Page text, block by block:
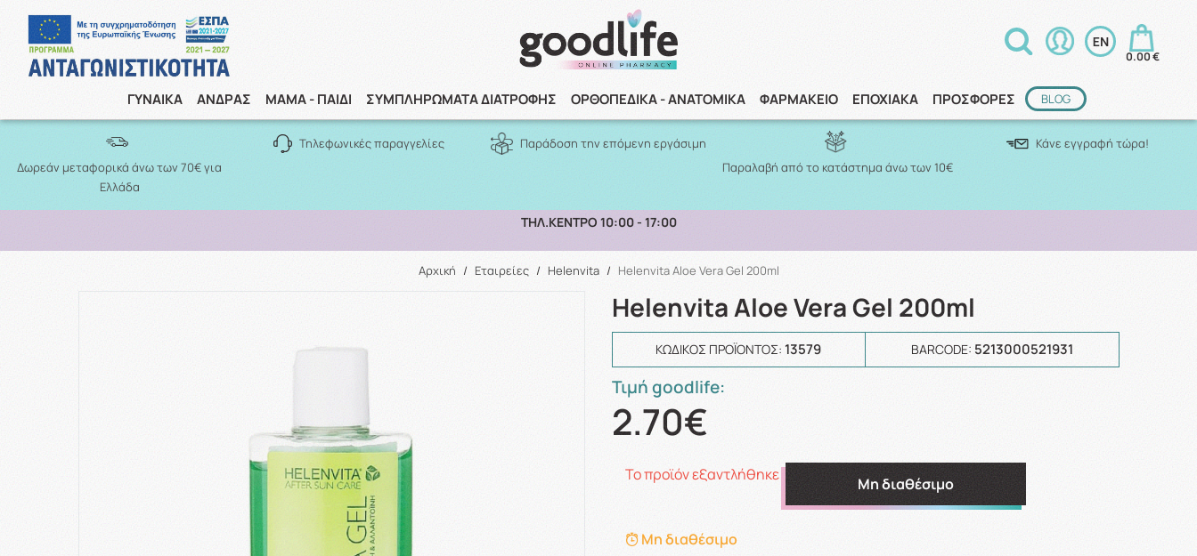
0.00 €
ΓΥΝΑΙΚΑ ΑΝΔΡΑΣ ΜΑΜΑ - ΠΑΙΔΙ ΣΥΜΠΛΗΡΩΜΑΤΑ ΔΙΑΤΡΟΦΗΣ ΟΡΘΟΠΕΔΙΚΑ - ΑΝΑΤΟΜΙΚΑ ΦΑΡΜΑΚΕΙΟ ΕΠΟΧΙΑΚΑ ΠΡΟΣΦΟΡΕΣ BLOG
Αναζήτηση
Δωρεάν μεταφορικά άνω των 70€ για
Ελλάδα
Τηλεφωνικές παραγγελίες
Παράδοση την επόμενη εργάσιμη
Παραλαβή από το κατάστημα άνω των 10€
Κάνε εγγραφή τώρα!
ΠΑΡΑΛΑΒΗ ΑΠΟ ΤΟ ΚΑΤΑΣΤΗΜΑ ΑΝΩ ΤΩΝ 10€
Αρχική / Εταιρείες / Helenvita / Helenvita Aloe Vera Gel 200ml
Helenvita Aloe Vera Gel 200ml
ΚΩΔΙΚΌΣ ΠΡΟΪΌΝΤΟΣ: 13579 BARCODE: 5213000521931
Τιμή goodlife:
2.70€
Το προϊόν εξαντλήθηκε Μη διαθέσιμο
Μη διαθέσιμο